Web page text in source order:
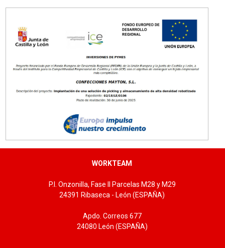
WORKTEAM
P.I. Onzonilla, Fase II Parcelas M28 y M29
24391 Ribaseca - León (ESPAÑA)
Apdo. Correos 677
24080 León (ESPAÑA)